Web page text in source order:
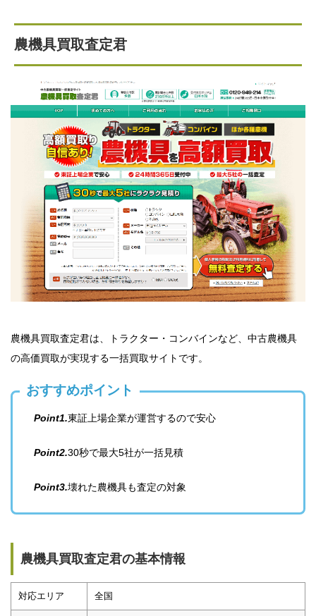
農機具買取査定君
農機具買取査定君は、トラクター・コンバインなど、中古農機具
の高価買取が実現する一括買取サイトです。
おすすめポイント
Point1.東証上場企業が運営するので安心
Point2.30秒で最大5社が一括見積
Point3.壊れた農機具も査定の対象
農機具買取査定君の基本情報
対応エリア 全国